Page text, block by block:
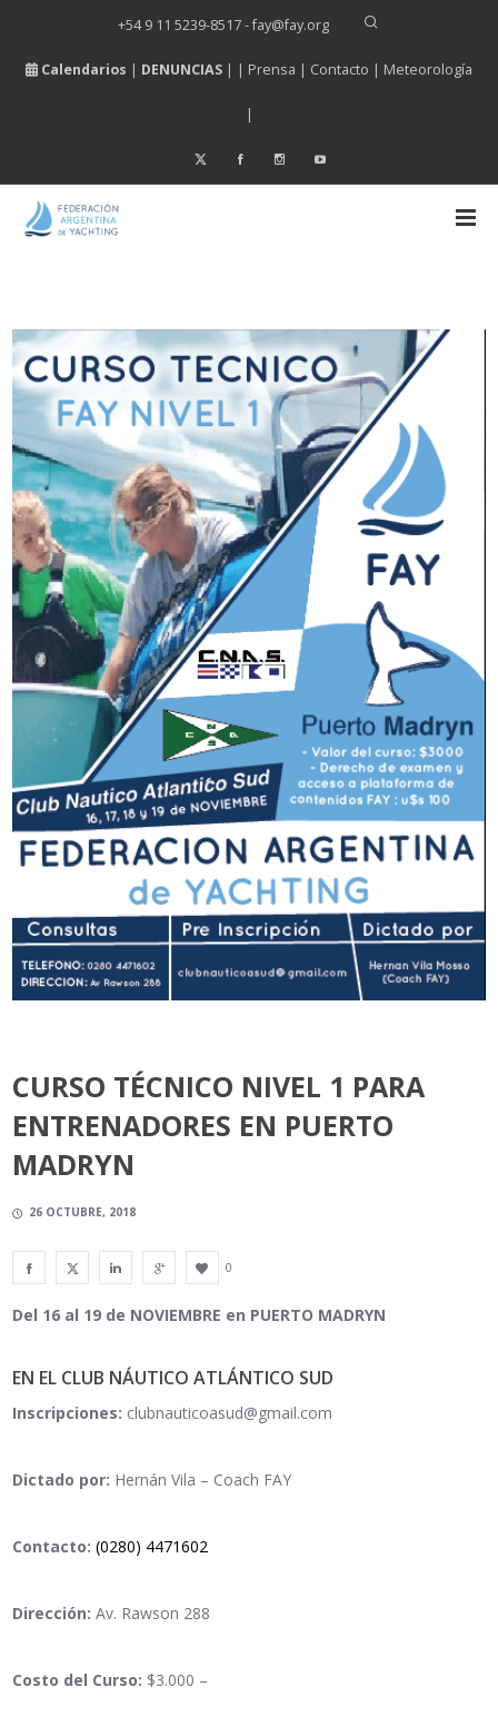
+54 9 11 5239-8517 - fay@fay.org
Calendarios | DENUNCIAS | | Prensa | Contacto | Meteorología
|
CURSO TÉCNICO NIVEL 1 PARA
ENTRENADORES EN PUERTO
MADRYN
26 OCTUBRE, 2018
0
Del 16 al 19 de NOVIEMBRE en PUERTO MADRYN
EN EL CLUB NÁUTICO ATLÁNTICO SUD
Inscripciones: clubnauticoasud@gmail.com
Dictado por: Hernán Vila – Coach FAY
Contacto: (0280) 4471602
Dirección: Av. Rawson 288
Costo del Curso: $3.000 –